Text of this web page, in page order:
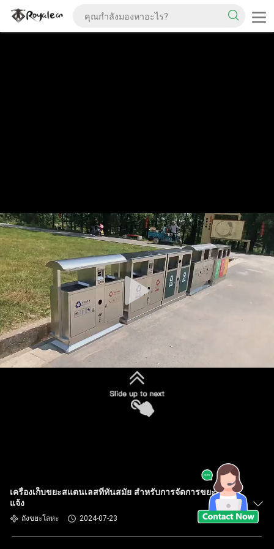
เครื่องเก็บขยะสแตนเลสที่ทันสมัย สําหรับการจัดการขยะกลาง
แจ้ง
ถังขยะโลหะ 2024-07-23